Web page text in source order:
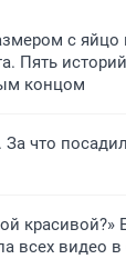
с
Пять
концом
что
красивой?»
всех видео в